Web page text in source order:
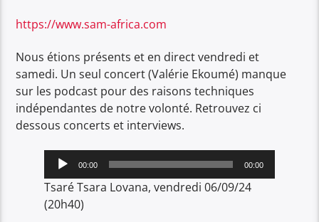
https://www.sam-africa.com
Nous étions présents et en direct vendredi et
samedi. Un seul concert (Valérie Ekoumé) manque
sur les podcast pour des raisons techniques
indépendantes de notre volonté. Retrouvez ci
dessous concerts et interviews.
Lecteur
audio
00:00 00:00
Tsaré Tsara Lovana, vendredi 06/09/24
(20h40)